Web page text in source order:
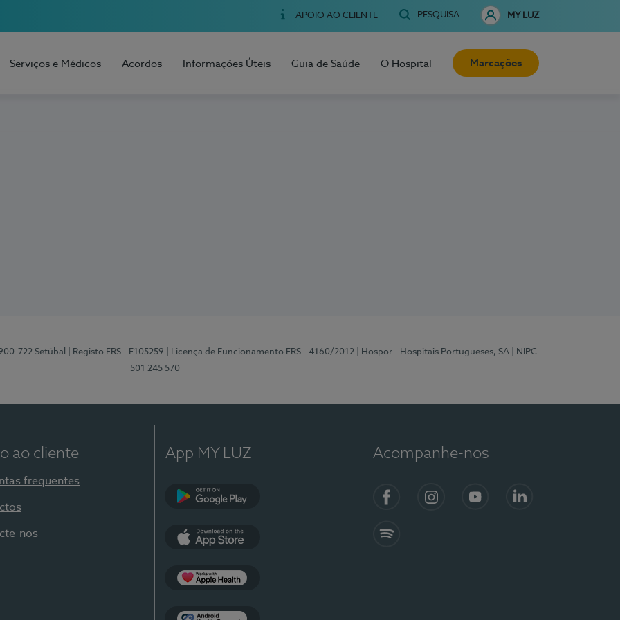
APOIO AO CLIENTE PESQUISA MY LUZ
Serviços e Médicos Acordos Informações Úteis Guia de Saúde O Hospital Marcações
722 Setúbal | Registo ERS - E105259 | Licença de Funcionamento ERS - 4160/2012 | Hospor - Hospitais Portugueses, SA
| NIPC
501 245 570
ao cliente
frequentes
nos
App MY LUZ Acompanhe-nos